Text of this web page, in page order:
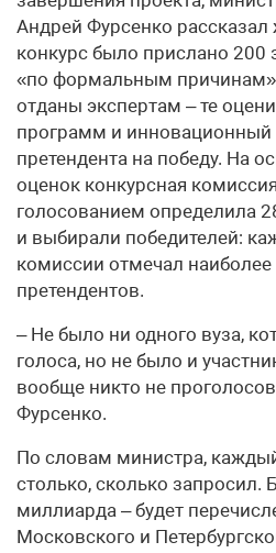
Андрей Фурсенко рассказал
конкурс было прислано 200
«по формальным
отданы экспертам – те
программ и инновационный
претендента на победу. На
оценок конкурсная
голосованием определила
и выбирали победителей:
комиссии отмечал
претендентов.
– Не было ни одного вуза,
голоса, но не было и
вообще никто не
Фурсенко.
По словам министра,
столько, сколько запросил.
миллиарда – будет
Московского и